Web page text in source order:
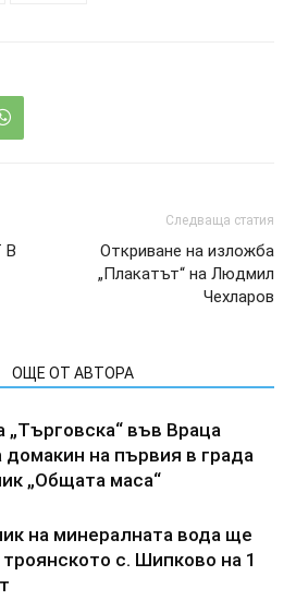
В
Следваща статия
Откриване на изложба
„Плакатът“ на Людмил
Чехларов
ОЩЕ ОТ АВТОРА
„Търговска“ във Враца
домакин на първия в града
„Общата маса“
на минералната вода ще
с. Шипково на 1